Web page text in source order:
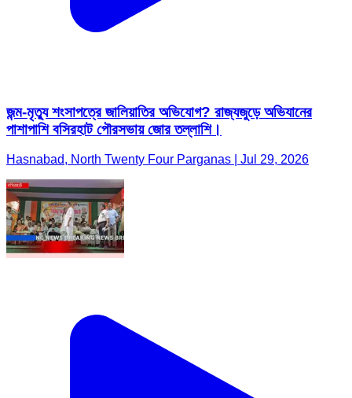
জন্ম-মৃত্যু শংসাপত্রে জালিয়াতির অভিযোগ? রাজ্যজুড়ে অভিযানের
পাশাপাশি বসিরহাট পৌরসভায় জোর তল্লাশি।
Hasnabad, North Twenty Four Parganas | Jul 29, 2026